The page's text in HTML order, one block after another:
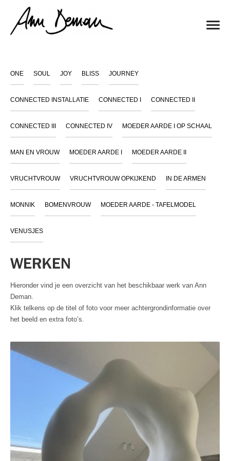
ONE SOUL JOY BLISS JOURNEY
CONNECTED INSTALLATIE CONNECTED I CONNECTED II
CONNECTED III CONNECTED IV MOEDER AARDE I OP SCHAAL
MAN EN VROUW MOEDER AARDE I MOEDER AARDE II
VRUCHTVROUW VRUCHTVROUW OPKIJKEND IN DE ARMEN
MONNIK BOMENVROUW MOEDER AARDE - TAFELMODEL
VENUSJES
WERKEN
Hieronder vind je een overzicht van het beschikbaar werk van Ann
Deman.
Klik telkens op de titel of foto voor meer achtergrondinformatie over
het beeld en extra foto’s.